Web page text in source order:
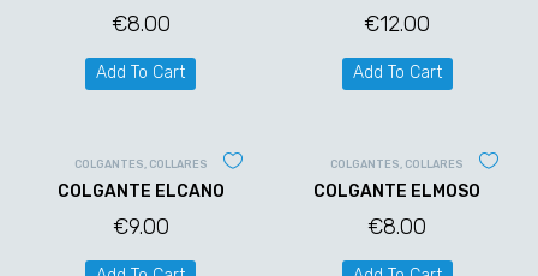
€8.00
Add To Cart
€12.00
Add To Cart
COLGANTES COLLARES
COLGANTE ELCANO
€9.00
COLGANTES COLLARES
COLGANTE ELMOSO
€8.00